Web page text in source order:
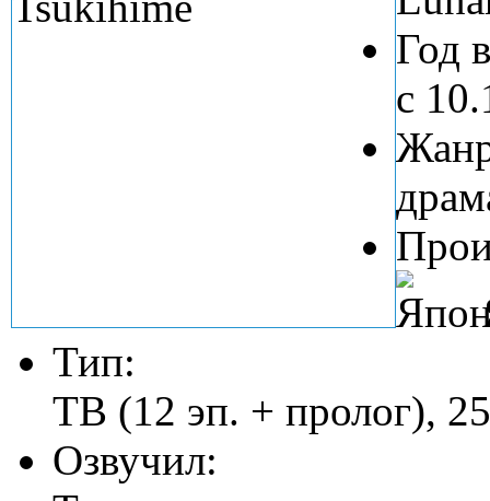
Год
c
Тип:
ТВ (12 эп. + пролог),
Озвучил: